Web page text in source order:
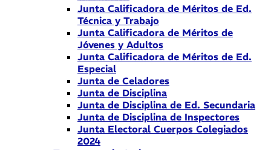
Junta Calificadora de Méritos de Ed.
Técnica y Trabajo
Junta Calificadora de Méritos de
Jóvenes y Adultos
Junta Calificadora de Méritos de Ed.
Especial
Junta de Celadores
Junta de Disciplina
Junta de Disciplina de Ed. Secundaria
Junta de Disciplina de Inspectores
Junta Electoral Cuerpos Colegiados
2024